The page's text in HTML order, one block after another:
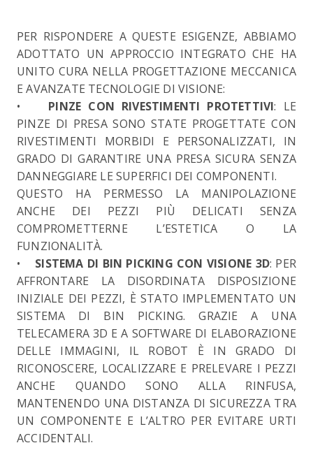
PER RISPONDERE A QUESTE ESIGENZE, ABBIAMO
ADOTTATO UN APPROCCIO INTEGRATO CHE HA
UNITO CURA NELLA PROGETTAZIONE MECCANICA
E AVANZATE TECNOLOGIE DI VISIONE:
• PINZE CON RIVESTIMENTI PROTETTIVI: LE
PINZE DI PRESA SONO STATE PROGETTATE CON
RIVESTIMENTI MORBIDI E PERSONALIZZATI, IN
GRADO DI GARANTIRE UNA PRESA SICURA SENZA
DANNEGGIARE LE SUPERFICI DEI COMPONENTI.
QUESTO HA PERMESSO LA MANIPOLAZIONE
ANCHE DEI PEZZI PIÙ DELICATI SENZA
COMPROMETTERNE L’ESTETICA O LA
FUNZIONALITÀ.
•
SISTEMA DI BIN PICKING CON VISIONE 3D: PER
AFFRONTARE LA DISORDINATA DISPOSIZIONE
INIZIALE DEI PEZZI, È STATO IMPLEMENTATO UN
SISTEMA DI BIN PICKING. GRAZIE A UNA
TELECAMERA 3D E A SOFTWARE DI ELABORAZIONE
DELLE IMMAGINI, IL ROBOT È IN GRADO DI
RICONOSCERE, LOCALIZZARE E PRELEVARE I PEZZI
ANCHE QUANDO SONO ALLA RINFUSA,
MANTENENDO UNA DISTANZA DI SICUREZZA TRA
UN COMPONENTE E L’ALTRO PER EVITARE URTI
ACCIDENTALI.